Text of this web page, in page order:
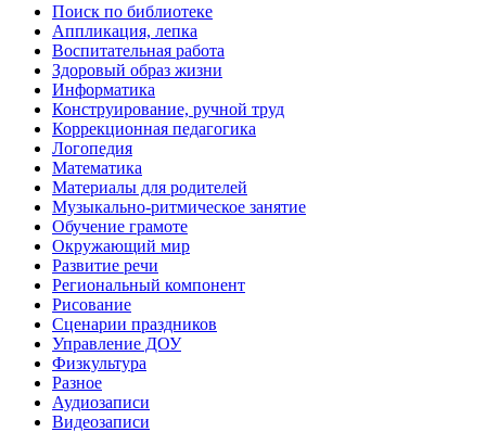
Поиск по библиотеке
Аппликация, лепка
Воспитательная работа
Здоровый образ жизни
Информатика
Конструирование, ручной труд
Коррекционная педагогика
Логопедия
Математика
Материалы для родителей
Музыкально-ритмическое занятие
Обучение грамоте
Окружающий мир
Развитие речи
Региональный компонент
Рисование
Сценарии праздников
Управление ДОУ
Физкультура
Разное
Аудиозаписи
Видеозаписи